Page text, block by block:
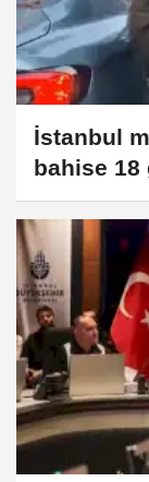
İstanbul
bahise 18